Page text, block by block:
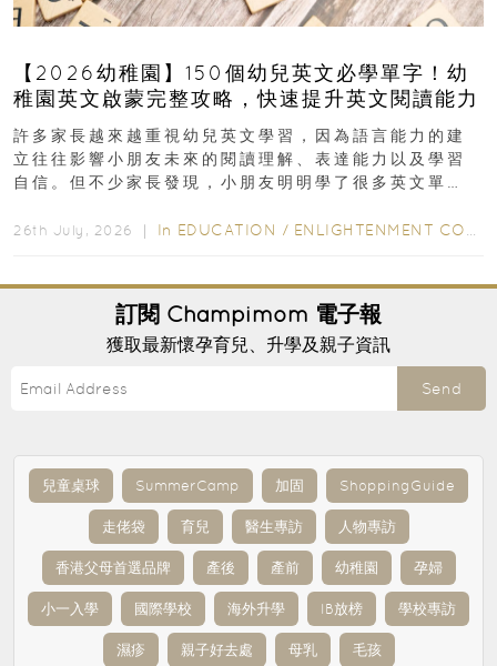
【2026幼稚園】150個幼兒英文必學單字！幼
稚園英文啟蒙完整攻略，快速提升英文閱讀能力
許多家長越來越重視幼兒英文學習，因為語言能力的建
立往往影響小朋友未來的閱讀理解、表達能力以及學習
自信。但不少家長發現，小朋友明明學了很多英文單
26th July, 2026 ｜ In EDUCATION / ENLIGHTENMENT CORNER
訂閱 Champimom 電子報
獲取最新懷孕育兒、升學及親子資訊
Send
兒童桌球 SummerCamp 加固 ShoppingGuide
走佬袋 育兒 醫生專訪 人物專訪
香港父母首選品牌 產後 產前 幼稚園 孕婦
小一入學 國際學校 海外升學 IB放榜 學校專訪
濕疹 親子好去處 母乳 毛孩